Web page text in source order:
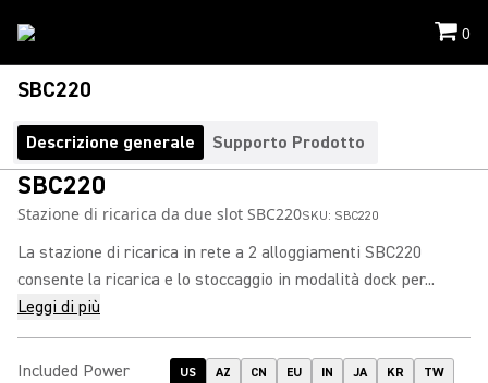
0
SBC220
Descrizione generale Supporto Prodotto
SBC220
Stazione di ricarica da due slot SBC220SKU: SBC220
La stazione di ricarica in rete a 2 alloggiamenti SBC220
consente la ricarica e lo stoccaggio in modalità dock per...
Leggi di più
Included Power
US AZ CN EU IN JA KR
TW